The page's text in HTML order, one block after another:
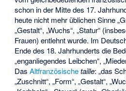
schon in der Mitte des 17.
heute nicht mehr üblichen Sinne
„Gestalt“, „Wuchs“, „Statur“
Frauen) entlehnt wurde. Im
Ende des 18. Jahrhunderts die
„enganliegendes Leibchen“,
DasAltfranzösische taille: „das
„Zuschnitt“, „Form“, „Gestalt“,